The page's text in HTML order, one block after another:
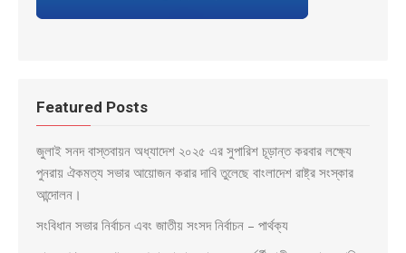
Featured Posts
জুলাই সনদ বাস্তবায়ন অধ্যাদেশ ২০২৫ এর সুপারিশ চূড়ান্ত করবার লক্ষ্যে
পুনরায় ঐকমত্য সভার আয়োজন করার দাবি তুলেছে বাংলাদেশ রাষ্ট্র সংস্কার
আন্দোলন।
সংবিধান সভার নির্বাচন এবং জাতীয় সংসদ নির্বাচন – পার্থক্য